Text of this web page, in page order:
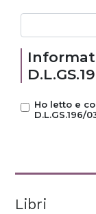
Ho letto e
D.L.GS.196/
Libri